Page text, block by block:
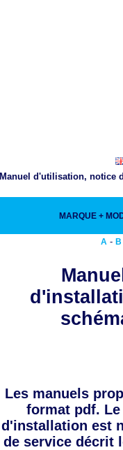
Manuel d'utilisation, notice
MARQUE +
A - B
Les manuels
format pdf.
d'installation est
de service décrit